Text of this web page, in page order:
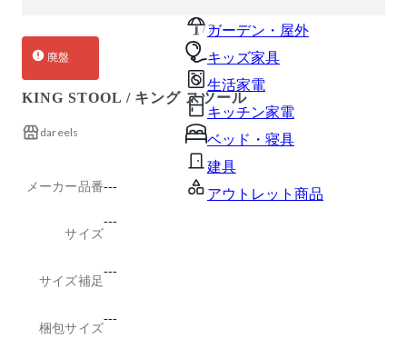
ガーデン・屋外
キッズ家具
生活家電
キッチン家電
ベッド・寝具
建具
アウトレット商品
1 / 7
廃盤
KING STOOL / キング スツール
dareels
メーカー品番---
サイズ
---
サイズ補足
---
梱包サイズ
---